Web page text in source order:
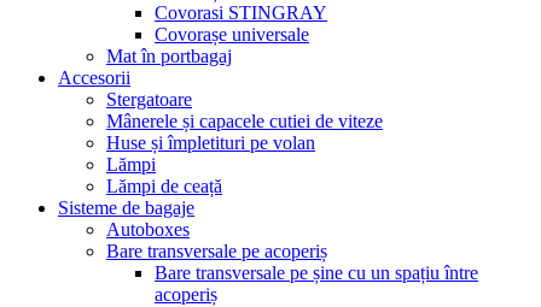
Covorasi STINGRAY
Covorașe universale
Mat în portbagaj
Accesorii
Stergatoare
Mânerele și capacele cutiei de viteze
Huse și împletituri pe volan
Lămpi
Lămpi de ceață
Sisteme de bagaje
Autoboxes
Bare transversale pe acoperiș
Bare transversale pe șine cu un spațiu între
acoperiș